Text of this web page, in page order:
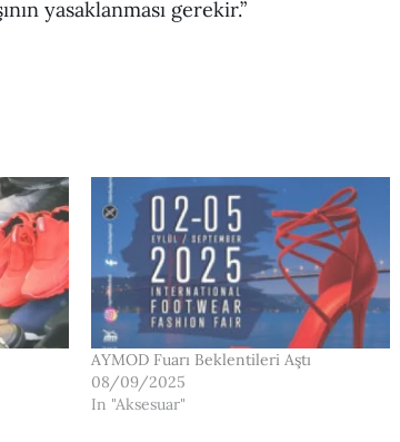
yasaklanması gerekir.”
AYMOD Fuarı Beklentileri Aştı
08/09/2025
In "Aksesuar"